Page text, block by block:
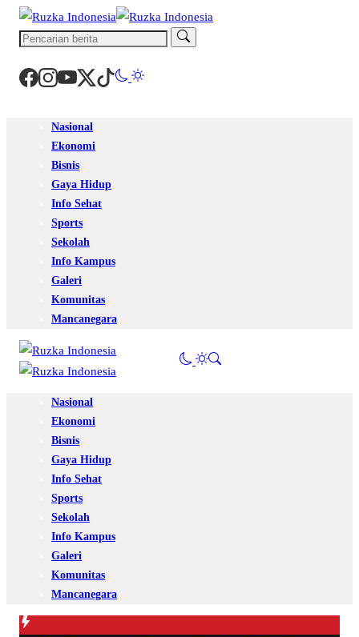
Nasional
Ekonomi
Bisnis
Gaya Hidup
Info Sehat
Sports
Sekolah
Info Kampus
Galeri
Komunitas
Mancanegara
Nasional
Ekonomi
Bisnis
Gaya Hidup
Info Sehat
Sports
Sekolah
Info Kampus
Galeri
Komunitas
Mancanegara